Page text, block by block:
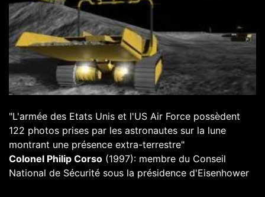
"L'armée des Etats Unis et l'US Air Force possèdent
122 photos prises par les astronautes sur la lune
montrant une présence extra-terrestre"
Colonel Philip Corso (1997): membre du Conseil
National de Sécurité sous la présidence d'Eisenhower